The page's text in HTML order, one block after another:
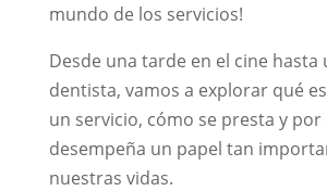
mundo de los servicios!
Desde una tarde en el cine hasta
dentista, vamos a explorar qué
un servicio, cómo se presta y por
desempeña un papel tan
nuestras vidas.